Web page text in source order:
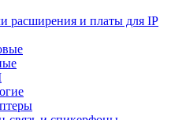
расширения и платы для IP